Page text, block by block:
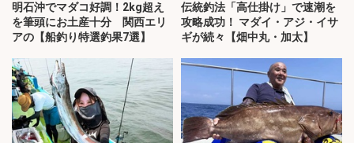
明石沖でマダコ好調！2kg超え
を筆頭にお土産十分 関西エリ
アの【船釣り特選釣果7選】
伝統釣法「高仕掛け」で速潮を
攻略成功！ マダイ・アジ・イサ
ギが続々【畑中丸・加太】